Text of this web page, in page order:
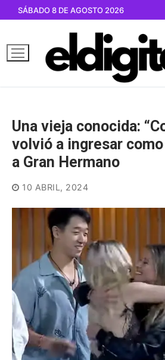
contenido
SÁBADO 8 DE AGOSTO 2026
Una vieja conocida:
volvió a ingresar
a Gran Hermano
10 ABRIL, 2024